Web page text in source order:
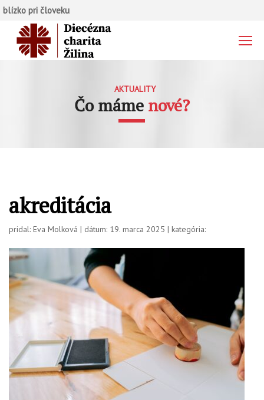
blízko pri človeku
AKTUALITY
Čo máme nové?
akreditácia
pridal: Eva Molková | dátum: 19. marca 2025 | kategória: